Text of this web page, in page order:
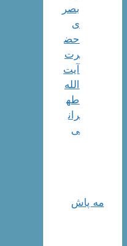
بصر
ی
حض
رت
آیت
الله
طه
ران
ی
مه پاش